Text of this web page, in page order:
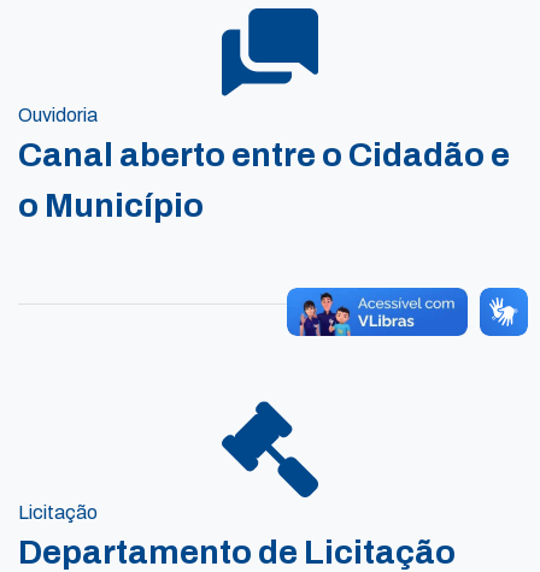
Ouvidoria
Canal aberto entre o Cidadão e
o Município
Licitação
Departamento de Licitação